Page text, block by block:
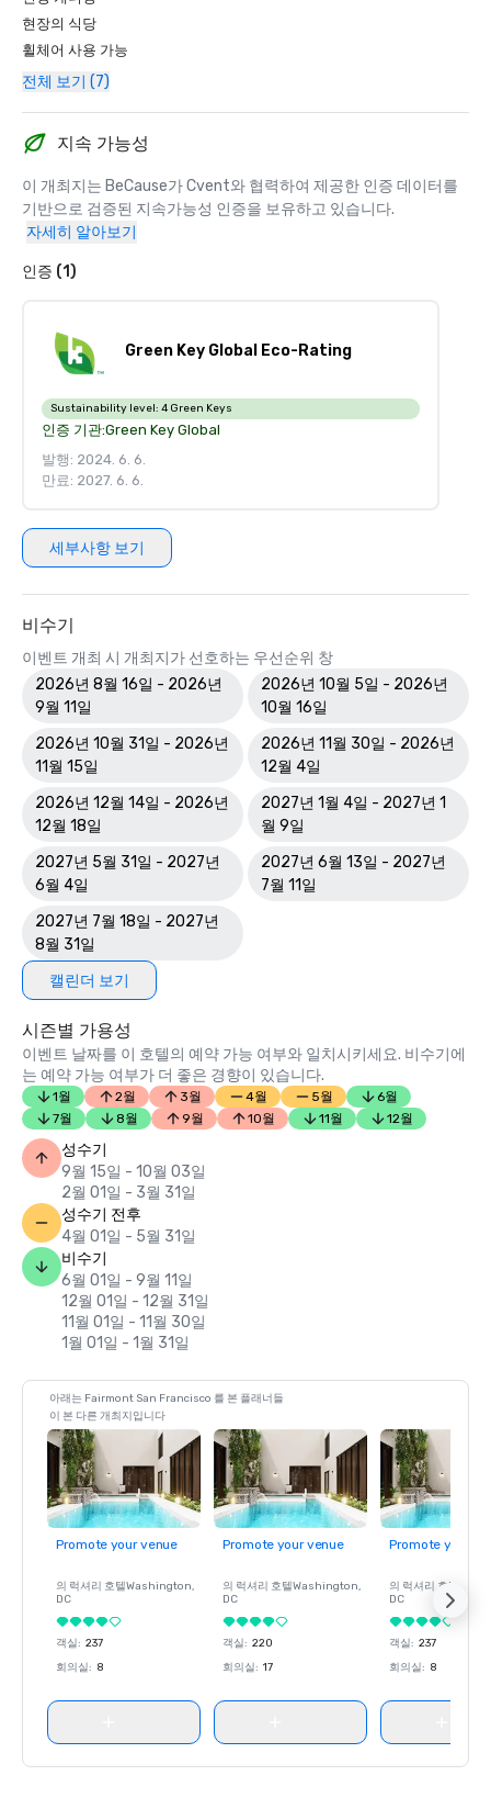
현장의 식당
휠체어 사용 가능
전체 보기 (7)
지속 가능성
이 개최지는 BeCause가 Cvent와 협력하여 제공한 인증 데이터를
기반으로 검증된 지속가능성 인증을 보유하고 있습니다.
자세히 알아보기
인증 (1)
Green Key Global Eco-Rating
Sustainability level: 4 Green Keys
인증 기관:Green Key Global
발행: 2024. 6. 6.
만료: 2027. 6. 6.
세부사항 보기
비수기
이벤트 개최 시 개최지가 선호하는 우선순위 창
2026년 8월 16일 - 2026년
9월 11일
2026년 10월 5일 - 2026년
10월 16일
2026년 10월 31일 - 2026년
11월 15일
2026년 11월 30일 - 2026년
12월 4일
2026년 12월 14일 - 2026년
12월 18일
2027년 1월 4일 - 2027년 1
월 9일
2027년 5월 31일 - 2027년
6월 4일
2027년 6월 13일 - 2027년
7월 11일
2027년 7월 18일 - 2027년
8월 31일
캘린더 보기
시즌별 가용성
이벤트 날짜를 이 호텔의 예약 가능 여부와 일치시키세요. 비수기에
는 예약 가능 여부가 더 좋은 경향이 있습니다.
1월 2월 3월 4월 5월
6월
7월
8월 9월 10월 11월 12월
성수기
9월 15일 - 10월 03일
2월 01일 - 3월 31일
성수기 전후
4월 01일 - 5월 31일
비수기
6월 01일 - 9월 11일
12월 01일 - 12월 31일
11월 01일 - 11월 30일
1월 01일 - 1월 31일
아래는 Fairmont San Francisco 를 본 플래너들
이 본 다른 개최지입니다
Promote your venue
의 럭셔리 호텔Washington,
DC
객실: 237
회의실: 8
Promote your venue
의 럭셔리 호텔Washington,
DC
객실: 220
회의실: 17
Promote your
의 럭셔리 호텔
DC
객실: 237
회의실: 8